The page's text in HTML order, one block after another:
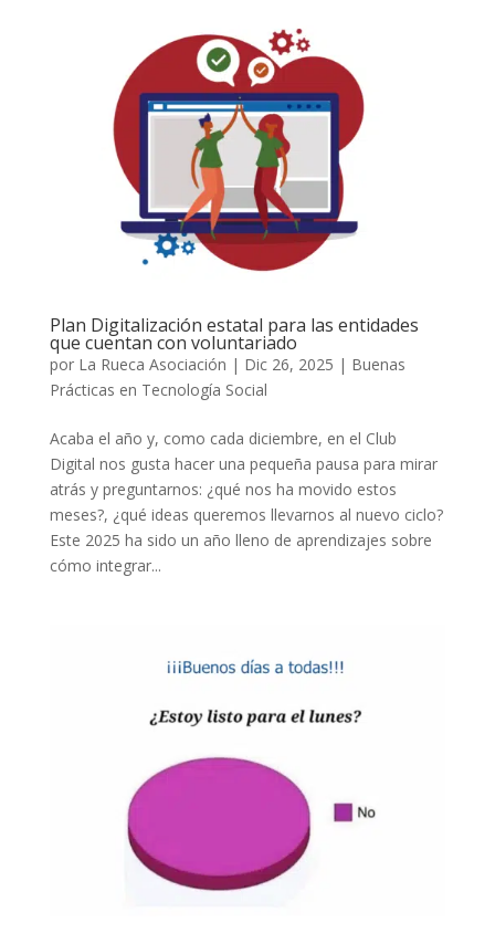
Plan Digitalización estatal para las entidades
que cuentan con voluntariado
por La Rueca Asociación | Dic 26, 2025 | Buenas
Prácticas en Tecnología Social
Acaba el año y, como cada diciembre, en el Club
Digital nos gusta hacer una pequeña pausa para mirar
atrás y preguntarnos: ¿qué nos ha movido estos
meses?, ¿qué ideas queremos llevarnos al nuevo ciclo?
Este 2025 ha sido un año lleno de aprendizajes sobre
cómo integrar...